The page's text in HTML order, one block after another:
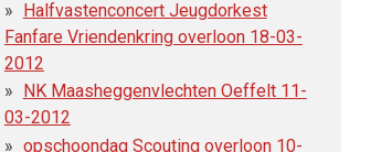
Halfvastenconcert Jeugdorkest
Fanfare Vriendenkring overloon 18-03-
2012
NK Maasheggenvlechten Oeffelt 11-
03-2012
opschoondag Scouting overloon 10-